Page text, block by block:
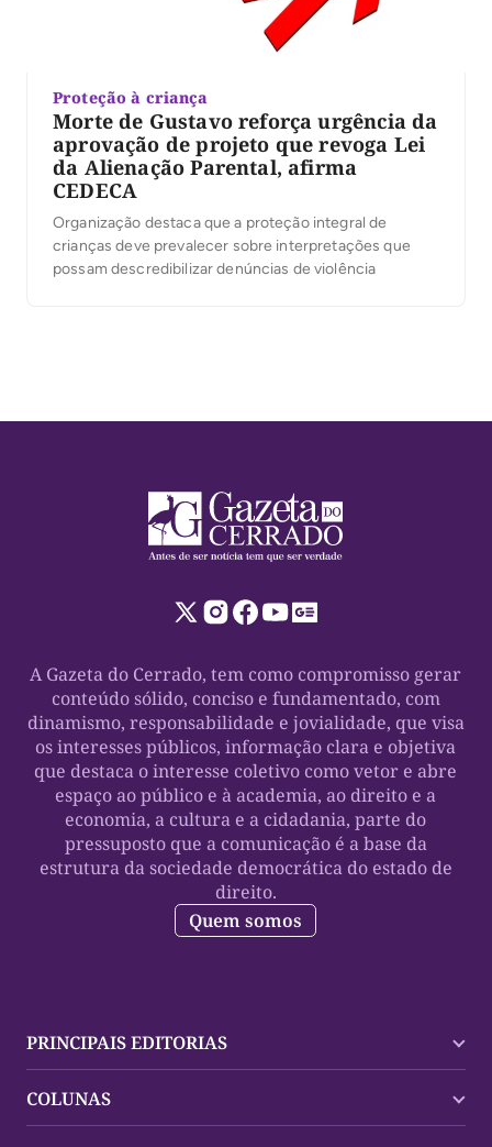
Proteção à criança
Morte de Gustavo reforça urgência da
aprovação de projeto que revoga Lei
da Alienação Parental, afirma
CEDECA
Organização destaca que a proteção integral de
crianças deve prevalecer sobre interpretações que
possam descredibilizar denúncias de violência
A Gazeta do Cerrado, tem como compromisso gerar
conteúdo sólido, conciso e fundamentado, com
dinamismo, responsabilidade e jovialidade, que visa
os interesses públicos, informação clara e objetiva
que destaca o interesse coletivo como vetor e abre
espaço ao público e à academia, ao direito e a
economia, a cultura e a cidadania, parte do
pressuposto que a comunicação é a base da
estrutura da sociedade democrática do estado de
direito.
Quem somos
PRINCIPAIS EDITORIAS
Palmas
COLUNAS